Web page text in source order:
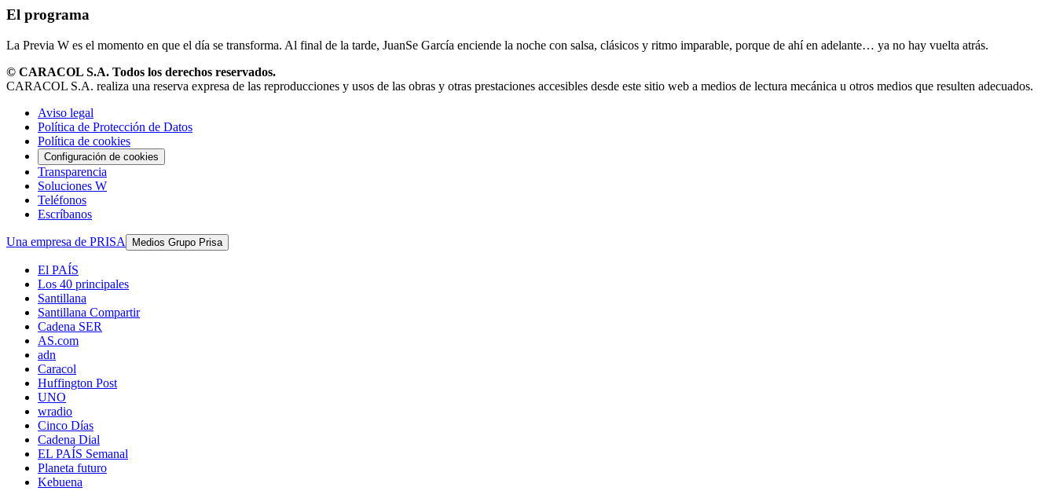
El programa
La Previa W es el momento en que el día se transforma. Al final de la tarde, JuanSe García enciende la noche con salsa, clásicos y ritmo imparable, porque de ahí en adelante… ya no hay vuelta atrás.
© CARACOL S.A. Todos los derechos reservados.
CARACOL S.A. realiza una reserva expresa de las reproducciones y usos de las obras y otras prestaciones accesibles desde este sitio web a medios de lectura mecánica u otros medios que resulten adecuados.
Aviso legal
Política de Protección de Datos
Política de cookies
Configuración de cookies
Transparencia
Soluciones W
Teléfonos
Escríbanos
Una empresa de PRISA Medios Grupo Prisa
El PAÍS
Los 40 principales
Santillana
Santillana Compartir
Cadena SER
AS.com
adn
Caracol
Huffington Post
UNO
wradio
Cinco Días
Cadena Dial
EL PAÍS Semanal
Planeta futuro
Kebuena